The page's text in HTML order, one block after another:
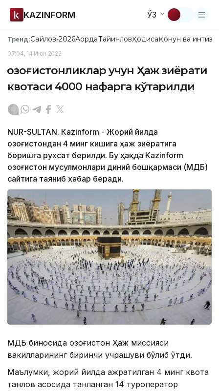
KAZINFORM ЎЗ
Тренд:Сайлов-2026АқордаТайинловҲодисаҚонун ва
07:04, 14 Июн 2022
Қозоғистонликлар учун Ҳаж зиёрати
квотаси 4000 нафарга кўтарилди
NUR-SULTAN. Кazinform - Жорий йилда
Қозоғистондан 4 минг кишига ҳаж зиёратига
боришга рухсат берилди. Бу ҳақда Kazinform
Қозоғистон мусулмонлари диний бошқармаси (ҚМДБ)
сайтига таяниб хабар беради.
ҚМДБ биносида Қозоғистон Ҳаж миссияси
вакилларининг биринчи учрашуви бўлиб ўтди.
Маълумки, жорий йилда ажратилган 4 минг квота
танлов асосида танланган 14 туроператор